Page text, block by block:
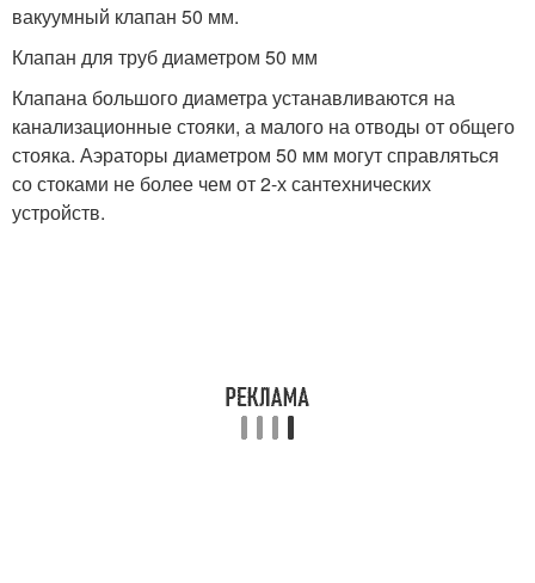
вакуумный клапан 50 мм.
Клапан для труб диаметром 50 мм
Клапана большого диаметра устанавливаются на
канализационные стояки, а малого на отводы от общего
стояка. Аэраторы диаметром 50 мм могут справляться
со стоками не более чем от 2-х сантехнических
устройств.